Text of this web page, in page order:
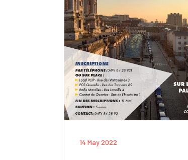
14 May 2022